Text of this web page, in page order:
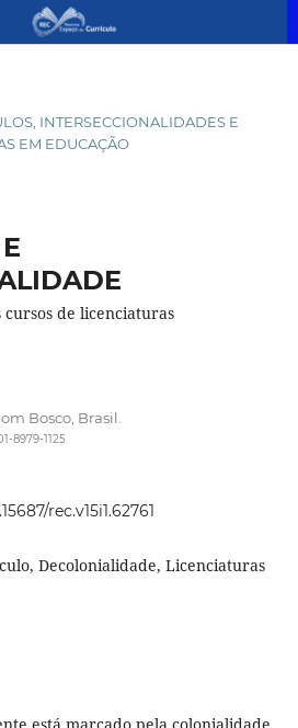
INTERSECCIONALIDADES E
EM EDUCAÇÃO
de licenciaturas
Bosco, Brasil.
8979-1125
rec.v15i1.62761
Decolonialidade, Licenciaturas